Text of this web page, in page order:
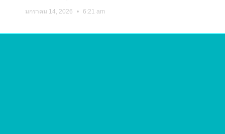
มกราคม 14, 2026 6:21 am